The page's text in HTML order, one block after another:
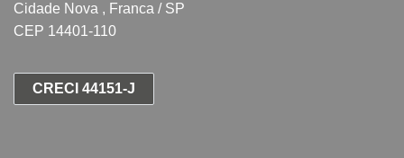
Cidade Nova , Franca / SP
CEP 14401-110
CRECI 44151-J